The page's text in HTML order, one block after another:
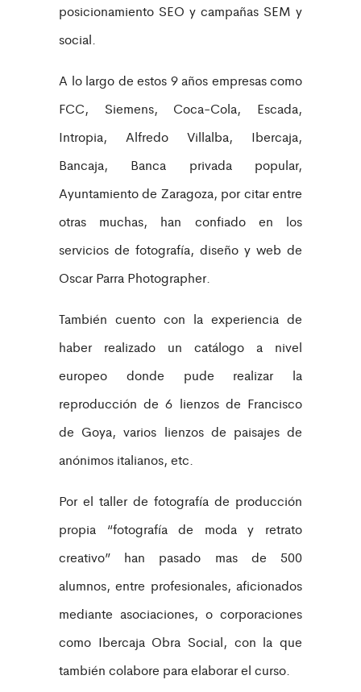
posicionamiento SEO y campañas SEM y
social.
A lo largo de estos 9 años empresas como
FCC, Siemens, Coca-Cola, Escada,
Intropia, Alfredo Villalba, Ibercaja,
Bancaja, Banca privada popular,
Ayuntamiento de Zaragoza, por citar entre
otras muchas, han confiado en los
servicios de fotografía, diseño y web de
Oscar Parra Photographer.
También cuento con la experiencia de
haber realizado un catálogo a nivel
europeo donde pude realizar la
reproducción de 6 lienzos de Francisco
de Goya, varios lienzos de paisajes de
anónimos italianos, etc.
Por el taller de fotografía de producción
propia “fotografía de moda y retrato
creativo” han pasado mas de 500
alumnos, entre profesionales, aficionados
mediante asociaciones, o corporaciones
como Ibercaja Obra Social, con la que
también colabore para elaborar el curso.